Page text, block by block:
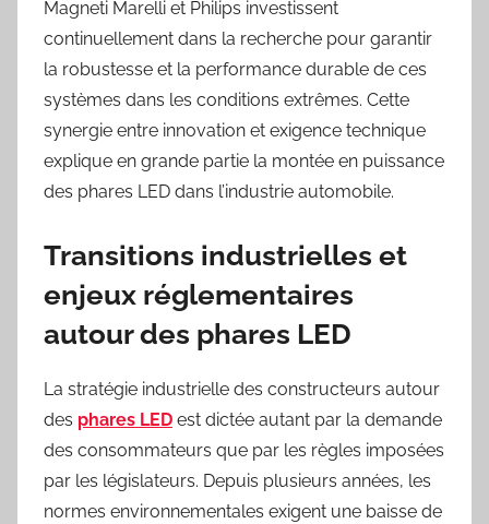
Magneti Marelli et Philips investissent
continuellement dans la recherche pour garantir
la robustesse et la performance durable de ces
systèmes dans les conditions extrêmes. Cette
synergie entre innovation et exigence technique
explique en grande partie la montée en puissance
des phares LED dans l’industrie automobile.
Transitions industrielles et
enjeux réglementaires
autour des phares LED
La stratégie industrielle des constructeurs autour
des phares LED est dictée autant par la demande
des consommateurs que par les règles imposées
par les législateurs. Depuis plusieurs années, les
normes environnementales exigent une baisse de